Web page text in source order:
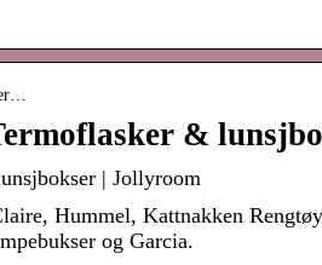
&
| Jollyroom
Hummel, Kattnakken
og Garcia.